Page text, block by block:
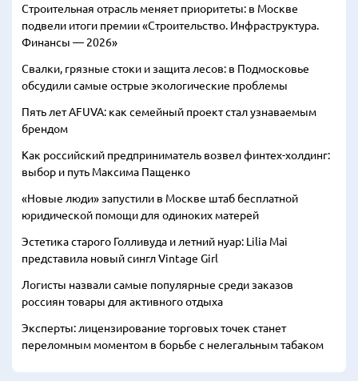
Строительная отрасль меняет приоритеты: в Москве
подвели итоги премии «Строительство. Инфраструктура.
Финансы — 2026»
Свалки, грязные стоки и защита лесов: в Подмосковье
обсудили самые острые экологические проблемы
Пять лет AFUVA: как семейный проект стал узнаваемым
брендом
Как российский предприниматель возвел финтех-холдинг:
выбор и путь Максима Пащенко
«Новые люди» запустили в Москве штаб бесплатной
юридической помощи для одиноких матерей
Эстетика старого Голливуда и летний нуар: Lilia Mai
представила новый сингл Vintage Girl
Логисты назвали самые популярные среди заказов
россиян товары для активного отдыха
Эксперты: лицензирование торговых точек станет
переломным моментом в борьбе с нелегальным табаком